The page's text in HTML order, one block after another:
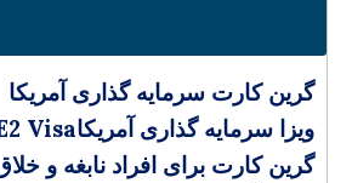
گرین کارت سرمایه‌ گذاری آمریکا
E2 Visaویزا سرمایه گذاری آمریکا
گرین کارت برای افراد نابغه و